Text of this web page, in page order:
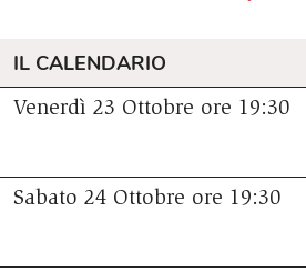
riverberi attuali.
Prende vita sul palco
personaggi incrocia la vita di
narratore, e quella della sua
quella dell’autore: un tempo
crollo della borsa di New
IL CALENDARIO
Venerdì 23 Ottobre ore 19:30
Sabato 24 Ottobre ore 19:30